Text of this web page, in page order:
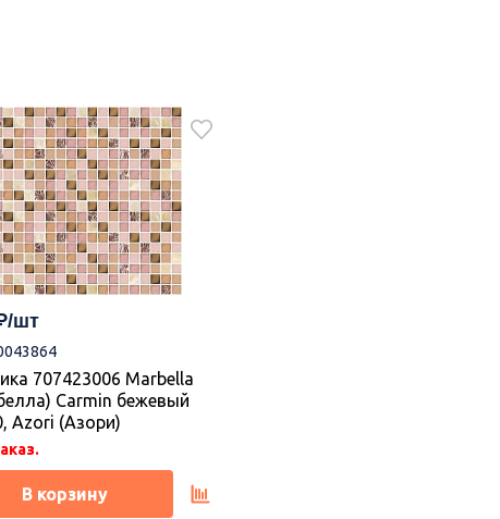
707423006 Marbella
Carmin бежевый
Azori (Азори)
В корзину